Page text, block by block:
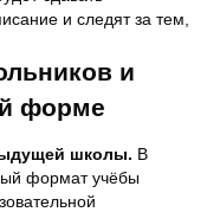
и следят за тем,
и
форме
школы. В
формат учёбы